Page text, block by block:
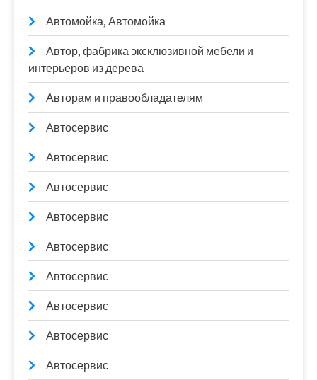
Автомойка, Автомойка
Автор, фабрика эксклюзивной мебели и
интерьеров из дерева
Авторам и правообладателям
Автосервис
Автосервис
Автосервис
Автосервис
Автосервис
Автосервис
Автосервис
Автосервис
Автосервис